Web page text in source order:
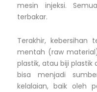
mesin injeksi.
terbakar.
Terakhir, kebersihan
mentah (raw
plastik, atau biji plastik
bisa menjadi
kelalaian, baik oleh